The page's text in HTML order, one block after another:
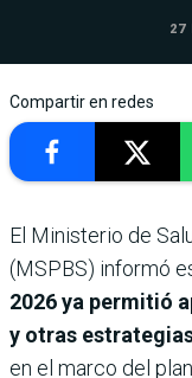
27
Compartir en redes
El Ministerio de
(MSPBS) informó
2026 ya permitió
y otras
en el marco del